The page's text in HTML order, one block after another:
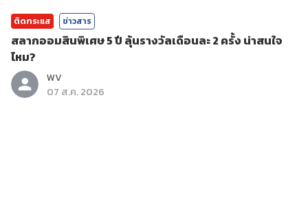
ติดกระแส ข่าวสาร
สลากออมสินพิเศษ 5 ปี ลุ้นรางวัลเดือนละ 2 ครั้ง น่าสนใจ
ไหม?
WV
07 ส.ค. 2026